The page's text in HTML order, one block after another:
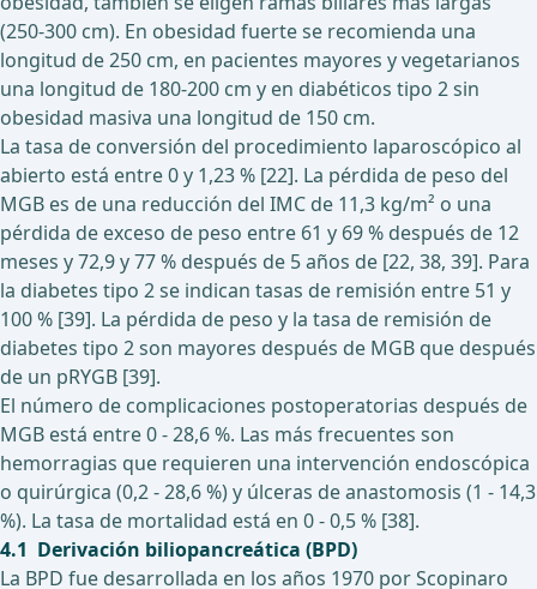
(250-300 cm). En obesidad fuerte se recomienda una
longitud de 250 cm, en pacientes mayores y vegetarianos
una longitud de 180-200 cm y en diabéticos tipo 2 sin
obesidad masiva una longitud de 150 cm.
La tasa de conversión del procedimiento laparoscópico al
abierto está entre 0 y 1,23 % [22]. La pérdida de peso del
MGB es de una reducción del IMC de 11,3 kg/m² o una
pérdida de exceso de peso entre 61 y 69 % después de 12
meses y 72,9 y 77 % después de 5 años de [22, 38, 39]. Para
la diabetes tipo 2 se indican tasas de remisión entre 51 y
100 % [39]. La pérdida de peso y la tasa de remisión de
diabetes tipo 2 son mayores después de MGB que después
de un pRYGB [39].
El número de complicaciones postoperatorias después de
MGB está entre 0 - 28,6 %. Las más frecuentes son
hemorragias que requieren una intervención endoscópica
o quirúrgica (0,2 - 28,6 %) y úlceras de anastomosis (1 - 14,3
%). La tasa de mortalidad está en 0 - 0,5 % [38].
4.1 Derivación biliopancreática (BPD)
La BPD fue desarrollada en los años 1970 por Scopinaro